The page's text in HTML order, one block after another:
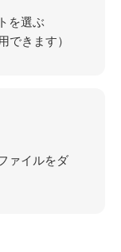
を選ぶ
できます）
ァイルをダ